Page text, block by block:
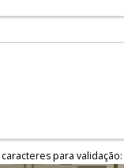
para validação: